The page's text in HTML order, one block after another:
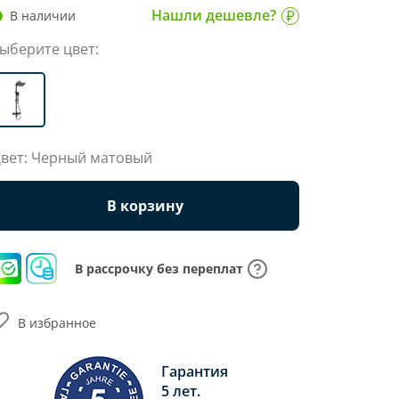
В наличии
Нашли дешевле?
цвет:
Черный матовый
В корзину
В рассрочку без переплат
Гарантия
5 лет.
В избранное